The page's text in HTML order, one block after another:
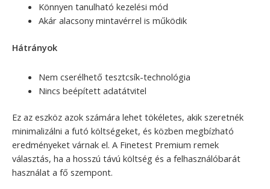
Könnyen tanulható kezelési mód
Akár alacsony mintavérrel is működik
Hátrányok
Nem cserélhető tesztcsík-technológia
Nincs beépített adatátvitel
Ez az eszköz azok számára lehet tökéletes, akik szeretnék
minimalizálni a futó költségeket, és közben megbízható
eredményeket várnak el. A Finetest Premium remek
választás, ha a hosszú távú költség és a felhasználóbarát
használat a fő szempont.